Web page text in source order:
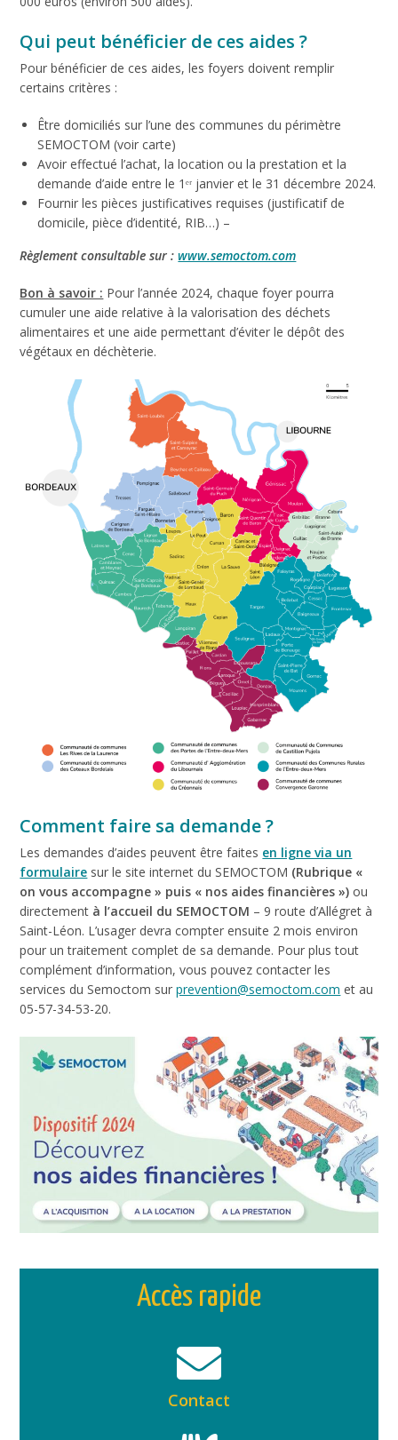
Qui peut bénéficier de ces aides ?
Pour bénéficier de ces aides, les foyers doivent remplir
certains critères :
Être domiciliés sur l’une des communes du périmètre
SEMOCTOM (voir carte)
Avoir effectué l’achat, la location ou la prestation et la
demande d’aide entre le 1ᵉʳ janvier et le 31 décembre 2024.
Fournir les pièces justificatives requises (justificatif de
domicile, pièce d’identité, RIB…) –
Règlement consultable sur :www.semoctom.com
Bon à savoir : Pour l’année 2024, chaque foyer pourra
cumuler une aide relative à la valorisation des déchets
alimentaires et une aide permettant d’éviter le dépôt des
végétaux en déchèterie.
Comment faire sa demande ?
Les demandes d’aides peuvent être faites en ligne via un
formulaire sur le site internet du SEMOCTOM (Rubrique «
on vous accompagne » puis « nos aides financières »)ou
directement à l’accueil du SEMOCTOM – 9 route d’Allégret à
Saint-Léon. L’usager devra compter ensuite 2 mois environ
pour un traitement complet de sa demande. Pour plus tout
complément d’information, vous pouvez contacter les
services du Semoctom surprevention@semoctom.com et au
05-57-34-53-20.
Accès rapide
Contact